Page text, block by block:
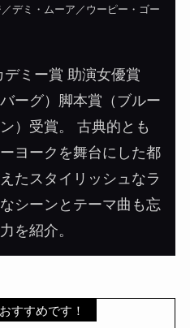
デミ・ムーア／ウーピー・ゴー
ミー賞 助演女優賞
ーグ）脚本賞（ブルー
）受賞。 古典的とも
ヨークを舞台にした都
たスタイリッシュなラ
シーンとテーマ曲も忘
を紹介。
すすめです！